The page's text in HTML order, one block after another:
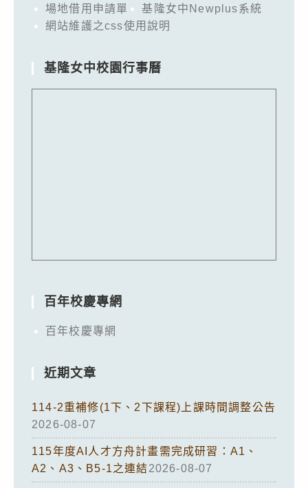
場地借用申請單
基隆女中Newplus系統
網站維護之css使用說明
基隆女中校園行事曆
百年校慶專網
百年校慶專網
近期文章
114-2重補修(1下、2下課程)上課時間調整公告
2026-08-07
115年度AI人才方舟計畫需完成研習：A1、
A2、A3、B5-1之連結2026-08-07